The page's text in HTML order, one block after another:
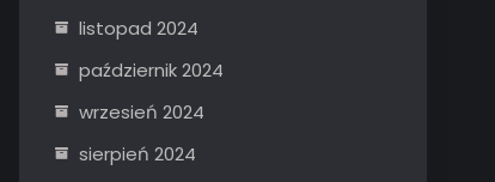
listopad 2024
październik 2024
wrzesień 2024
sierpień 2024